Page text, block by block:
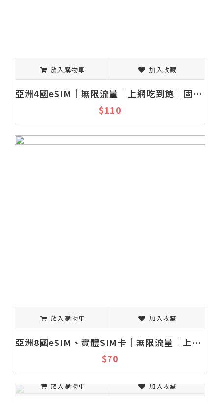
放入購物車 加入收藏
亞洲4國eSIM│無限流量│上網吃到飽│固定流量│1-30天
$110
放入購物車 加入收藏
亞洲8國eSIM、實體SIM卡│無限流量│上網吃到飽│固定流量│1-30天
$70
放入購物車 加入收藏